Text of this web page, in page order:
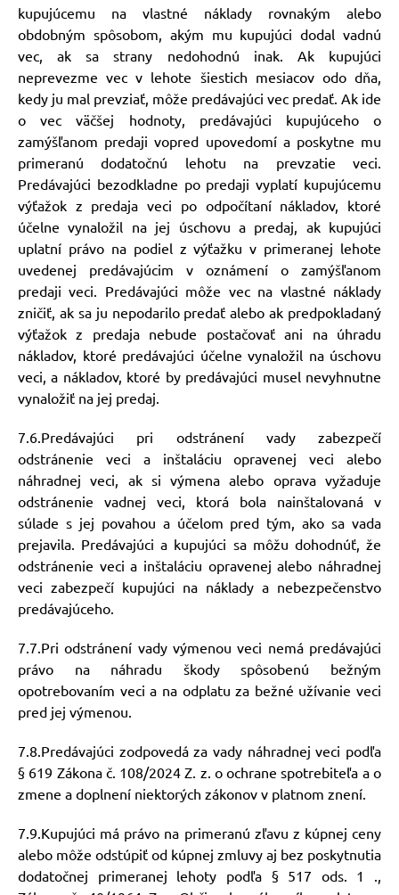
kupujúcemu na vlastné náklady rovnakým alebo
obdobným spôsobom, akým mu kupujúci dodal vadnú
vec, ak sa strany nedohodnú inak. Ak kupujúci
neprevezme vec v lehote šiestich mesiacov odo dňa,
kedy ju mal prevziať, môže predávajúci vec predať. Ak ide
o vec väčšej hodnoty, predávajúci kupujúceho o
zamýšľanom predaji vopred upovedomí a poskytne mu
primeranú dodatočnú lehotu na prevzatie veci.
Predávajúci bezodkladne po predaji vyplatí kupujúcemu
výťažok z predaja veci po odpočítaní nákladov, ktoré
účelne vynaložil na jej úschovu a predaj, ak kupujúci
uplatní právo na podiel z výťažku v primeranej lehote
uvedenej predávajúcim v oznámení o zamýšľanom
predaji veci. Predávajúci môže vec na vlastné náklady
zničiť, ak sa ju nepodarilo predať alebo ak predpokladaný
výťažok z predaja nebude postačovať ani na úhradu
nákladov, ktoré predávajúci účelne vynaložil na úschovu
veci, a nákladov, ktoré by predávajúci musel nevyhnutne
vynaložiť na jej predaj.
7.6.Predávajúci pri odstránení vady zabezpečí
odstránenie veci a inštaláciu opravenej veci alebo
náhradnej veci, ak si výmena alebo oprava vyžaduje
odstránenie vadnej veci, ktorá bola nainštalovaná v
súlade s jej povahou a účelom pred tým, ako sa vada
prejavila. Predávajúci a kupujúci sa môžu dohodnúť, že
odstránenie veci a inštaláciu opravenej alebo náhradnej
veci zabezpečí kupujúci na náklady a nebezpečenstvo
predávajúceho.
7.7.Pri odstránení vady výmenou veci nemá predávajúci
právo na náhradu škody spôsobenú bežným
opotrebovaním veci a na odplatu za bežné užívanie veci
pred jej výmenou.
7.8.Predávajúci zodpovedá za vady náhradnej veci podľa
§ 619 Zákona č. 108/2024 Z. z. o ochrane spotrebiteľa a o
zmene a doplnení niektorých zákonov v platnom znení.
7.9.Kupujúci má právo na primeranú zľavu z kúpnej ceny
alebo môže odstúpiť od kúpnej zmluvy aj bez poskytnutia
dodatočnej primeranej lehoty podľa § 517 ods. 1 .,